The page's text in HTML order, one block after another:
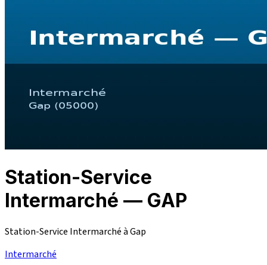
Station-Service
Intermarché — GAP
Station-Service Intermarché à Gap
Intermarché